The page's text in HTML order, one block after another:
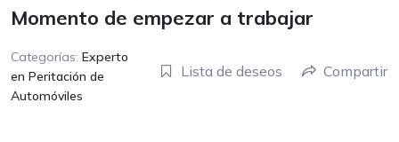
Momento de empezar a trabajar
Categorías: Experto
en Peritación de
Automóviles
Lista de deseos Compartir